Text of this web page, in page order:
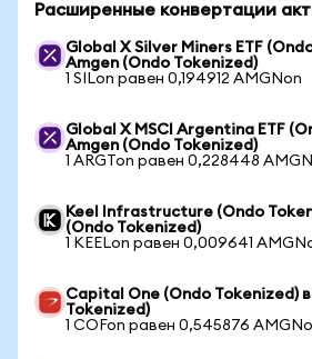
Расширенные конвертации
Global X Silver Miners ETF
Amgen (Ondo Tokenized)
1 SILon равен 0,194912 AMGNon
Global X MSCI Argentina ETF
Amgen (Ondo Tokenized)
1 ARGTon равен 0,228448
Keel Infrastructure (Ondo
(Ondo Tokenized)
1 KEELon равен 0,009641
Capital One (Ondo Tokenized)
Tokenized)
1 COFon равен 0,545876